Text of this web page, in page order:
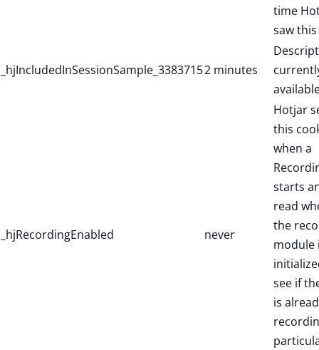
time
saw
_hjIncludedInSessionSample_33837152 minutes
_hjRecordingEnabled never
Hotjar
this
when a
starts
read
the
module
see if
is